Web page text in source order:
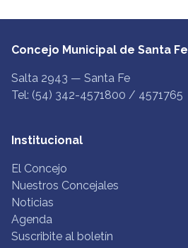
Concejo Municipal de Santa Fe
Salta 2943 — Santa Fe
Tel: (54) 342-4571800 / 4571765
Institucional
El Concejo
Nuestros Concejales
Noticias
Agenda
Suscribite al boletín